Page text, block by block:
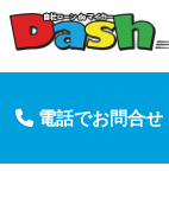
電話でお問合せ